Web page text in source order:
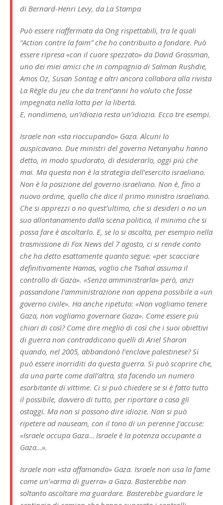
di Bernard-Henri Levy, da La Stampa
Può essere riaffermata da Ong rispettabili, tra le quali
“Action contre la faim” che ho contribuito a fondare. Può
essere ripresa «con il cuore spezzato» da David Grossman,
uno dei miei amici che in compagnia di Salman Rushdie,
Amos Oz, Susan Sontag e altri ancora collabora alla rivista
La Règle du jeu che da trent’anni ho voluto che fosse
impegnata nella lotta per la libertà.
E, nondimeno, un’idiozia resta un’idiozia. Ecco tre esempi.
Israele non «sta rioccupando» Gaza. Alcuni lo
auspicavano. Due ministri del governo Netanyahu hanno
detto, in modo spudorato, di desiderarlo, oggi più che
mai. Ma questa non è la strategia dell’esercito israeliano.
Non è la posizione del governo israeliano. Non è, fino a
nuovo ordine, quello che dice il primo ministro israeliano.
Che si apprezzi o no quest’ultimo, che si desideri o no un
suo allontanamento dalla scena politica, il minimo che si
possa fare è ascoltarlo. E, se lo si ascolta, per esempio nella
trasmissione di Fox News del 7 agosto, ci si rende conto
che ha detto esattamente quanto segue: «per scacciare
definitivamente Hamas, voglio che Tsahal assuma il
controllo di Gaza». «Senza amministrarla» però, anzi
passandone l’amministrazione non appena possibile a «un
governo civile». Ha anche ripetuto: «Non vogliamo tenere
Gaza, non vogliamo governare Gaza». Come essere più
chiari di così? Come dire meglio di così che i suoi obiettivi
di guerra non contraddicono quelli di Ariel Sharon
quando, nel 2005, abbandonò l’enclave palestinese? Si
può essere inorriditi da questa guerra. Si può scoprire che,
da una parte come dall’altra, sta facendo un numero
esorbitante di vittime. Ci si può chiedere se si è fatto tutto
il possibile, davvero di tutto, per riportare a casa gli
ostaggi. Ma non si possono dire idiozie. Non si può
ripetere ad nauseam, con il tono di un perenne J’accuse:
«Israele occupa Gaza… Israele è la potenza occupante a
Gaza…».
Israele non «sta affamando» Gaza. Israele non usa la fame
come un’«arma di guerra» a Gaza. Basterebbe non
soltanto ascoltare ma guardare. Basterebbe guardare le